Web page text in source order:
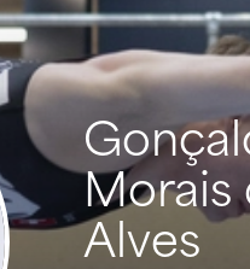
Morais
Alves